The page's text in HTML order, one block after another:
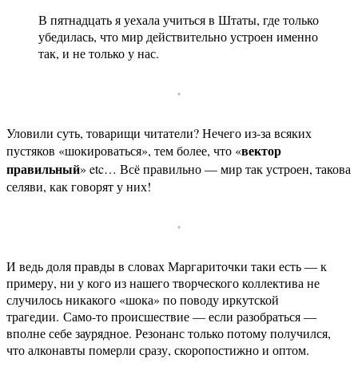
В пятнадцать я уехала учиться в Штаты, где только
убедилась, что мир действительно устроен именно
так, и не только у нас.
Уловили суть, товарищи читатели? Нечего из-за всяких
пустяков «шокироваться», тем более, что «вектор
правильный» etc… Всё правильно — мир так устроен, такова
селяви, как говорят у них!
И ведь доля правды в словах Маргариточки таки есть — к
примеру, ни у кого из нашего творческого коллектива не
случилось никакого «шока» по поводу иркутской
трагедии. Само-то происшествие — если разобраться —
вполне себе заурядное. Резонанс только потому получился,
что алконавты померли сразу, скоропостижно и оптом.